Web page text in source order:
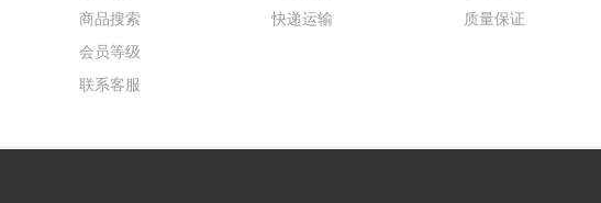
Sencoch(芯感智)
AIC(沛亨半导体)
HEROIC/嘉兴禾润电子
商品搜索
会员等级
联系客服
快递运输
质量保证